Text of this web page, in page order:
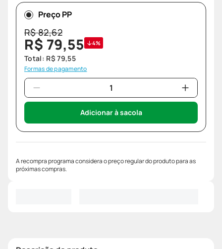
Preço PP
R$82,62
R$ 79,55 4%
Total: R$ 79,55
Formas de pagamento
Adicionar à sacola
A recompra programa considera o preço regular do produto para as
próximas compras.